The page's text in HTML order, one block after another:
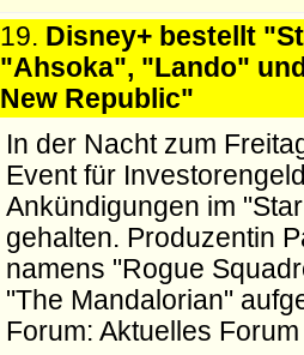
19. Disney+ bestellt
"Ahsoka", "Lando"
New Republic"
In der Nacht zum
Event für
Ankündigungen im
gehalten. Produzentin
namens "Rogue
"The Mandalorian"
Forum: Aktuelles Forum